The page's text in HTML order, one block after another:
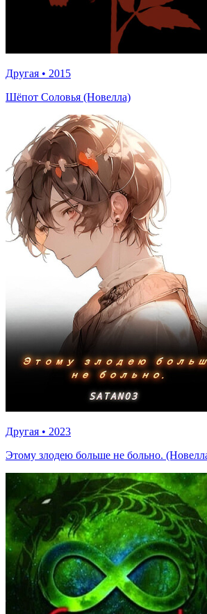
Другая • 2015
Шёпот Соловья (Новелла)
Другая • 2023
Этому злодею больше не больно.